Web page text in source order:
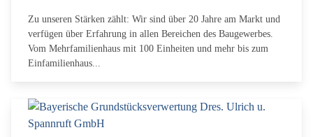
Zu unseren Stärken zählt: Wir sind über 20 Jahre am Markt und
verfügen über Erfahrung in allen Bereichen des Baugewerbes.
Vom Mehrfamilienhaus mit 100 Einheiten und mehr bis zum
Einfamilienhaus...